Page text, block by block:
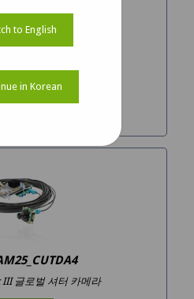
로벌 셔터 카메라
III 글로벌 셔터 카메라
to English
in Korean